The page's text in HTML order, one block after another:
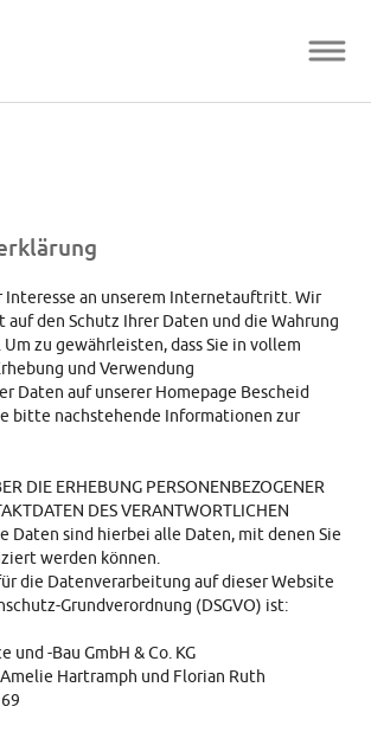
Interesse an unserem Internetauftritt. Wir
auf den Schutz Ihrer Daten und die Wahrung
zu gewährleisten, dass Sie in vollem
und Verwendung
Daten auf unserer Homepage Bescheid
bitte nachstehende Informationen zur
DIE ERHEBUNG PERSONENBEZOGENER
DES VERANTWORTLICHEN
Daten sind hierbei alle Daten, mit denen Sie
werden können.
die Datenverarbeitung auf dieser Website
Grundverordnung (DSGVO) ist:
und -Bau GmbH & Co. KG
Hartramph und Florian Ruth